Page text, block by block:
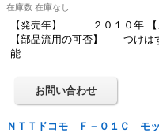
在庫数 在庫なし
【発売年】 ２０１０年 【
【部品流用の可否】 つけは
能
ＮＴＴドコモ Ｆ－０１Ｃ モ